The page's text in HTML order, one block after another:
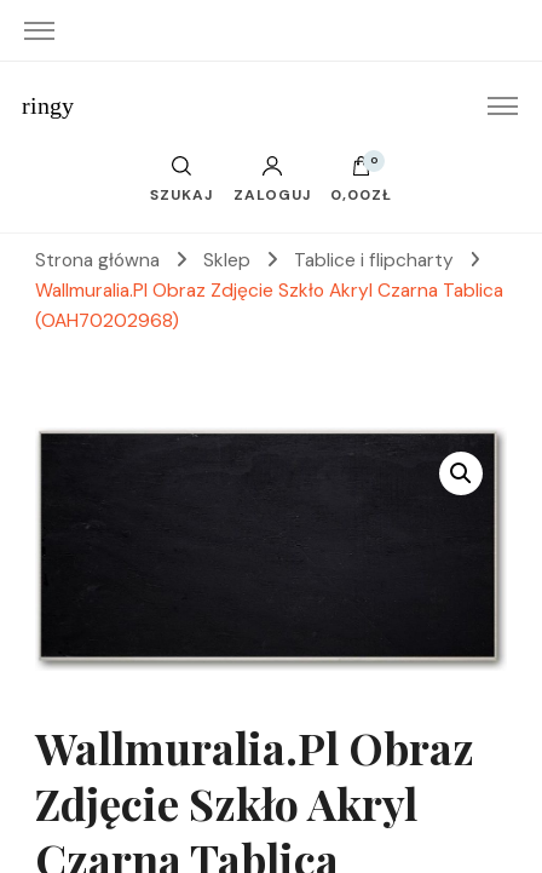
ringy
SZUKAJ ZALOGUJ
0
0,00ZŁ
Strona główna Sklep
Tablice i flipcharty
Wallmuralia.Pl Obraz Zdjęcie Szkło Akryl Czarna Tablica
(OAH70202968)
Wallmuralia.Pl Obraz
Zdjęcie Szkło Akryl
Czarna Tablica